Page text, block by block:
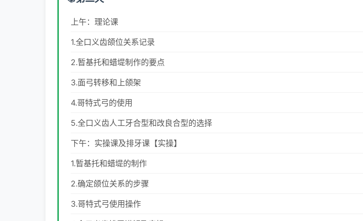
上午：理论课
1.全口义齿颌位关系记录
2.暂基托和蜡堤制作的要点
3.面弓转移和上颌架
4.哥特式弓的使用
5.全口义齿人工牙合型和改良合型的选择
下午：实操课及排牙课【实操】
1.暂基托和蜡堤的制作
2.确定颌位关系的步骤
3.哥特式弓使用操作